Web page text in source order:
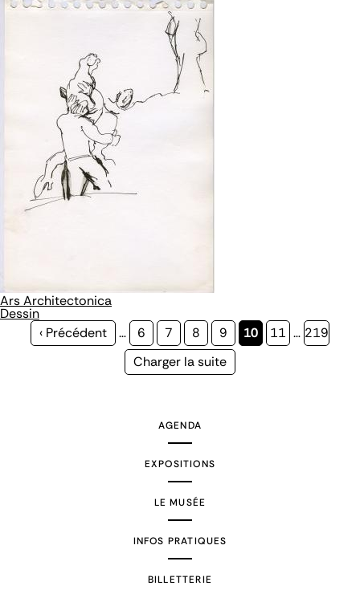
Ars Architectonica
Dessin
Page
‹ Précédent … Page
6 Page
7 Page
8 Page
9
Page
10 Page
11 … Page
219
Page
Charger la suite
AGENDA
EXPOSITIONS
LE MUSÉE
INFOS PRATIQUES
BILLETTERIE